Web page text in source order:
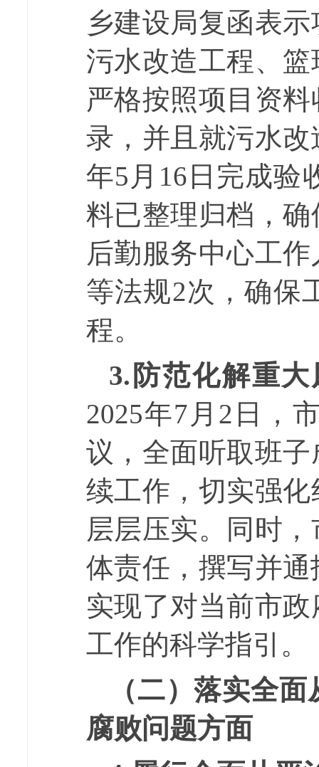
乡建设局复函表
污水改造工程、
严格按照项目资
录，并且就污水
年5 月 16 日完成验
料已整理归档，确
后勤服务中心工
等法规2次 ，确
程。
3. 防范化解重
2025年7 月 2 日，
议，全面听取班
续工作，切实强
层层压实。同时
体责任，撰写并通
实现了对当前市
工作的科学指引。
（二）落实全
腐败问题方面